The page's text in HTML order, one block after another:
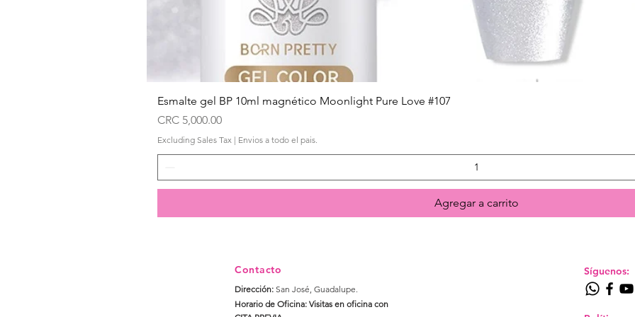
Esmalte gel BP 10ml magnético Moonlight Pure Love #107
Price
CRC 5,000.00
Excluding Sales Tax | Envios a todo el pais.
Agregar a carrito
Contacto
Dirección: San José, Guadalupe.​
Horario de Oficina: Visitas en oficina con
Síguenos: